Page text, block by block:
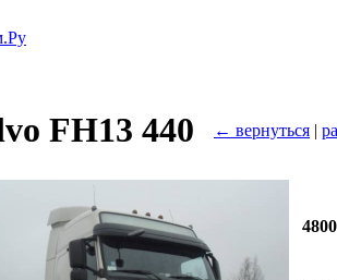
FH13 440 ← вернуться |